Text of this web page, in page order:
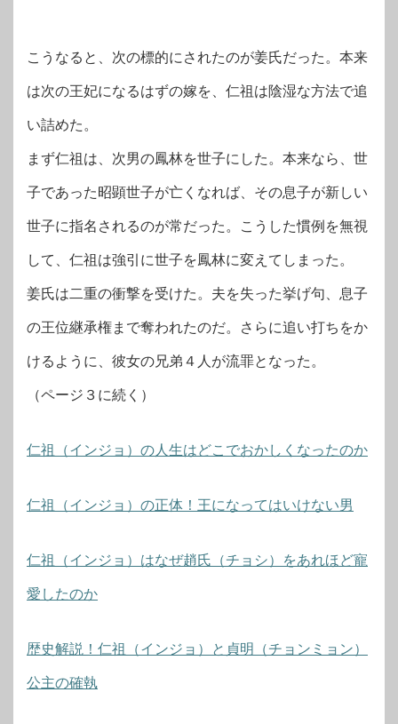
こうなると、次の標的にされたのが姜氏だった。本来
は次の王妃になるはずの嫁を、仁祖は陰湿な方法で追
い詰めた。
まず仁祖は、次男の鳳林を世子にした。本来なら、世
子であった昭顕世子が亡くなれば、その息子が新しい
世子に指名されるのが常だった。こうした慣例を無視
して、仁祖は強引に世子を鳳林に変えてしまった。
姜氏は二重の衝撃を受けた。夫を失った挙げ句、息子
の王位継承権まで奪われたのだ。さらに追い打ちをか
けるように、彼女の兄弟４人が流罪となった。
（ページ３に続く）
仁祖（インジョ）の人生はどこでおかしくなったのか
仁祖（インジョ）の正体！王になってはいけない男
仁祖（インジョ）はなぜ趙氏（チョシ）をあれほど寵
愛したのか
歴史解説！仁祖（インジョ）と貞明（チョンミョン）
公主の確執